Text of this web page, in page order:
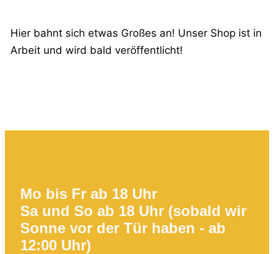
Hier bahnt sich etwas Großes an! Unser Shop ist in
Arbeit und wird bald veröffentlicht!
Mo bis Fr ab 18 Uhr
Sa und So ab 18 Uhr (sobald wir
Sonne vor der Tür haben - ab
12:00 Uhr)